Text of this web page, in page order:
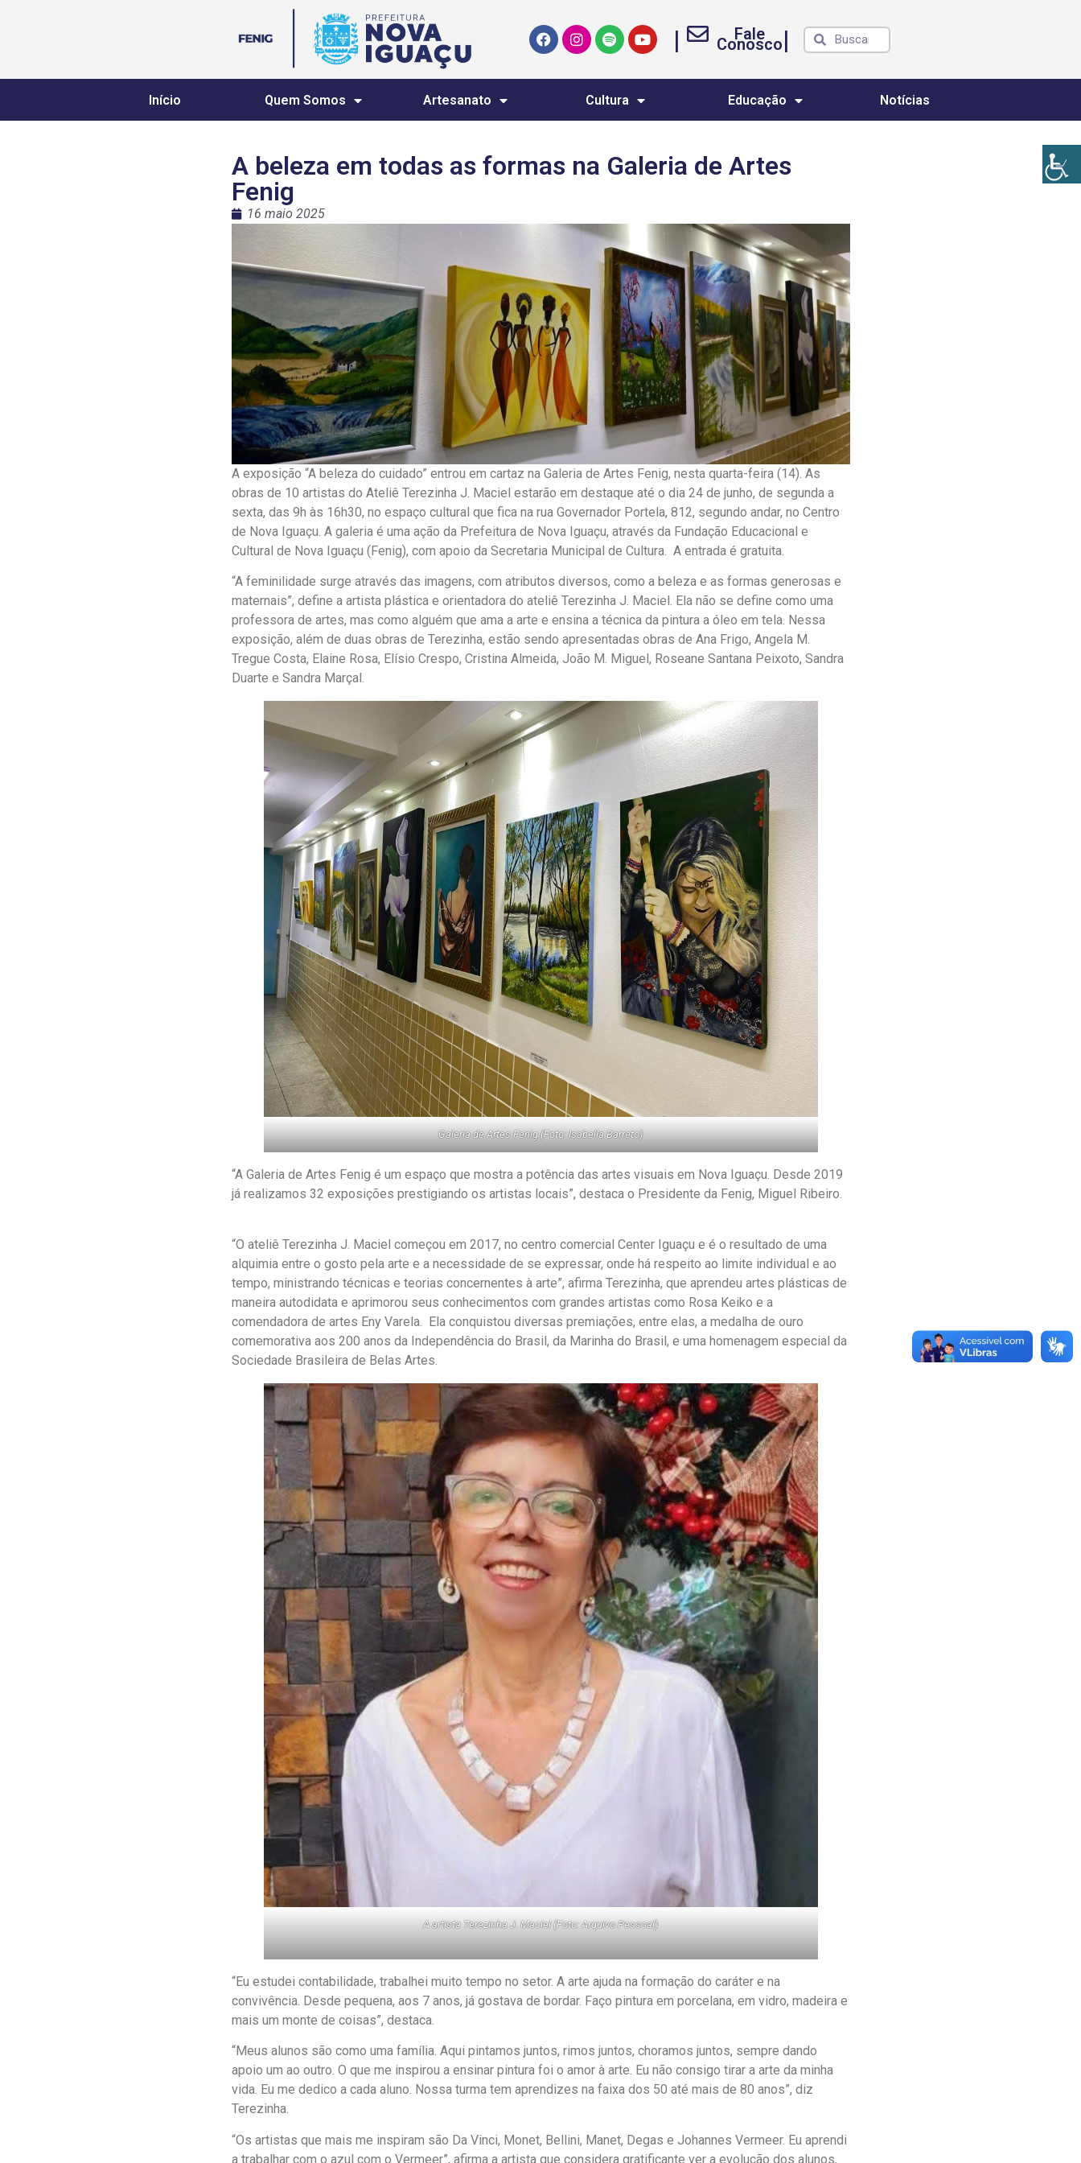
| Fale
Conosco|
Início Quem Somos Artesanato Cultura Educação Notícias
A beleza em todas as formas na Galeria de Artes
Fenig
16 maio 2025
A exposição “A beleza do cuidado” entrou em cartaz na Galeria de Artes Fenig, nesta quarta-feira (14). As
obras de 10 artistas do Ateliê Terezinha J. Maciel estarão em destaque até o dia 24 de junho, de segunda a
sexta, das 9h às 16h30, no espaço cultural que fica na rua Governador Portela, 812, segundo andar, no Centro
de Nova Iguaçu. A galeria é uma ação da Prefeitura de Nova Iguaçu, através da Fundação Educacional e
Cultural de Nova Iguaçu (Fenig), com apoio da Secretaria Municipal de Cultura. A entrada é gratuita.
“A feminilidade surge através das imagens, com atributos diversos, como a beleza e as formas generosas e
maternais”, define a artista plástica e orientadora do ateliê Terezinha J. Maciel. Ela não se define como uma
professora de artes, mas como alguém que ama a arte e ensina a técnica da pintura a óleo em tela. Nessa
exposição, além de duas obras de Terezinha, estão sendo apresentadas obras de Ana Frigo, Angela M.
Tregue Costa, Elaine Rosa, Elísio Crespo, Cristina Almeida, João M. Miguel, Roseane Santana Peixoto, Sandra
Duarte e Sandra Marçal.
Galeria de Artes Fenig (Foto: Isabella Barreto)
“A Galeria de Artes Fenig é um espaço que mostra a potência das artes visuais em Nova Iguaçu. Desde 2019
já realizamos 32 exposições prestigiando os artistas locais”, destaca o Presidente da Fenig, Miguel Ribeiro.
“O ateliê Terezinha J. Maciel começou em 2017, no centro comercial Center Iguaçu e é o resultado de uma
alquimia entre o gosto pela arte e a necessidade de se expressar, onde há respeito ao limite individual e ao
tempo, ministrando técnicas e teorias concernentes à arte”, afirma Terezinha, que aprendeu artes plásticas de
maneira autodidata e aprimorou seus conhecimentos com grandes artistas como Rosa Keiko e a
comendadora de artes Eny Varela. Ela conquistou diversas premiações, entre elas, a medalha de ouro
comemorativa aos 200 anos da Independência do Brasil, da Marinha do Brasil, e uma homenagem especial da
Sociedade Brasileira de Belas Artes.
A artista Terezinha J. Maciel (Foto: Arquivo Pessoal)
“Eu estudei contabilidade, trabalhei muito tempo no setor. A arte ajuda na formação do caráter e na
convivência. Desde pequena, aos 7 anos, já gostava de bordar. Faço pintura em porcelana, em vidro, madeira e
mais um monte de coisas”, destaca.
“Meus alunos são como uma família. Aqui pintamos juntos, rimos juntos, choramos juntos, sempre dando
apoio um ao outro. O que me inspirou a ensinar pintura foi o amor à arte. Eu não consigo tirar a arte da minha
vida. Eu me dedico a cada aluno. Nossa turma tem aprendizes na faixa dos 50 até mais de 80 anos”, diz
Terezinha.
“Os artistas que mais me inspiram são Da Vinci, Monet, Bellini, Manet, Degas e Johannes Vermeer. Eu aprendi
a trabalhar com o azul com o Vermeer”, afirma a artista que considera gratificante ver a evolução dos alunos,